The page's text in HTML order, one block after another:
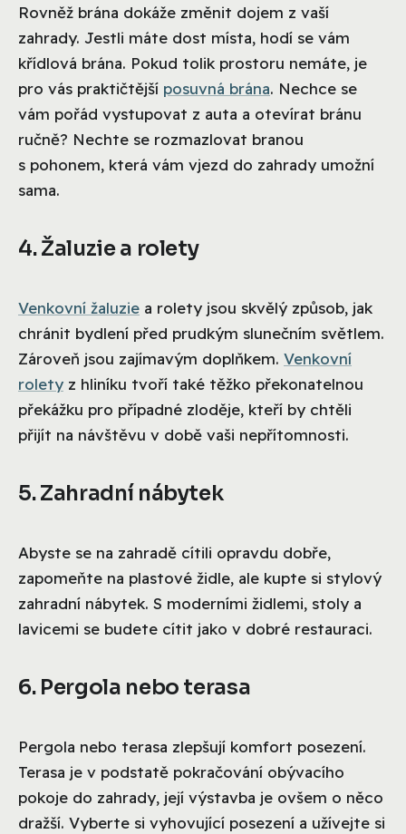
Rovněž brána dokáže změnit dojem z vaší
zahrady. Jestli máte dost místa, hodí se vám
křídlová brána. Pokud tolik prostoru nemáte, je
pro vás praktičtější posuvná brána. Nechce se
vám pořád vystupovat z auta a otevírat bránu
ručně? Nechte se rozmazlovat branou
s pohonem, která vám vjezd do zahrady umožní
sama.
4. Žaluzie a rolety
Venkovní žaluzie a rolety jsou skvělý způsob, jak
chránit bydlení před prudkým slunečním světlem.
Zároveň jsou zajímavým doplňkem. Venkovní
rolety z hliníku tvoří také těžko překonatelnou
překážku pro případné zloděje, kteří by chtěli
přijít na návštěvu v době vaši nepřítomnosti.
5. Zahradní nábytek
Abyste se na zahradě cítili opravdu dobře,
zapomeňte na plastové židle, ale kupte si stylový
zahradní nábytek. S moderními židlemi, stoly a
lavicemi se budete cítit jako v dobré restauraci.
6. Pergola nebo terasa
Pergola nebo terasa zlepšují komfort posezení.
Terasa je v podstatě pokračování obývacího
pokoje do zahrady, její výstavba je ovšem o něco
dražší. Vyberte si vyhovující posezení a užívejte si